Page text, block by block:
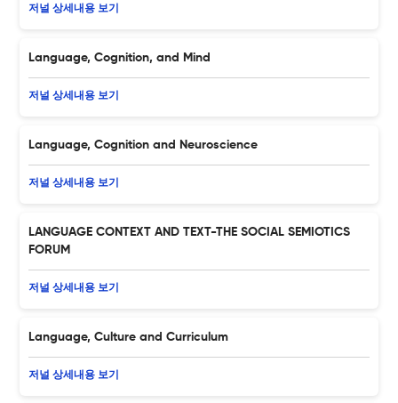
저널 상세내용 보기
Language, Cognition, and Mind
저널 상세내용 보기
Language, Cognition and Neuroscience
저널 상세내용 보기
LANGUAGE CONTEXT AND TEXT-THE SOCIAL SEMIOTICS
FORUM
저널 상세내용 보기
Language, Culture and Curriculum
저널 상세내용 보기